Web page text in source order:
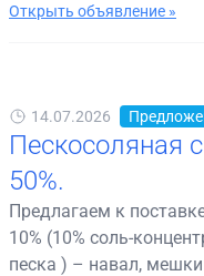
Открыть объявление »
14.07.2026
Пескосоляная
50%.
Предлагаем к
10% (10% соль-
песка ) – навал,